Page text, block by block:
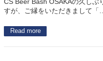
CS Beer Bash OSAKAの久し
すが、ご縁をいただきまして「
Read more